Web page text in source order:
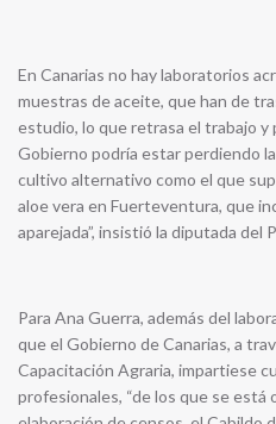
En Canarias no hay laboratorios
muestras de aceite, que han de
estudio, lo que retrasa el trabajo y
Gobierno podría estar perdiendo
cultivo alternativo como el que
aloe vera en Fuerteventura, que
aparejada”, insistió la diputada del
Para Ana Guerra, además del
que el Gobierno de Canarias, a
Capacitación Agraria, impartiese
profesionales, “de los que se está